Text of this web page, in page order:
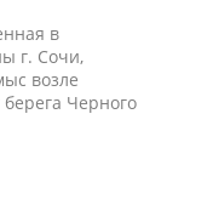
в
г. Сочи,
возле
Черного